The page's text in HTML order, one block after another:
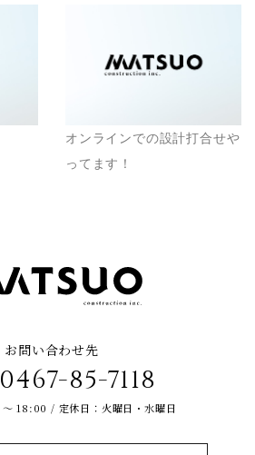
オンラインでの設計打合せや
ってます！
お問い合わせ先
85-7118
18:00 / 定休日：火曜日・水曜日